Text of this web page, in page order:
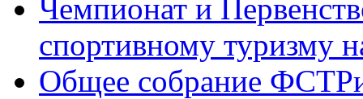
Чемпионат и
спортивному туризму
Общее собрание